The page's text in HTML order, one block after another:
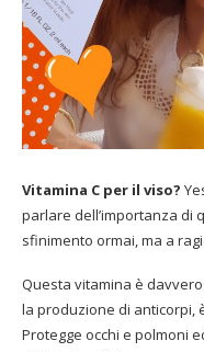
Vitamina C per il viso?
parlare dell’importanza di
sfinimento ormai, ma a
Questa vitamina è
la produzione di anticorpi,
Protegge occhi e polmoni